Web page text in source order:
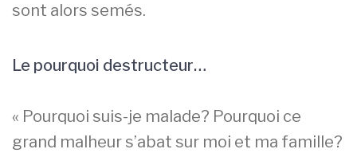
sont alors semés.
Le pourquoi destructeur…
« Pourquoi suis-je malade? Pourquoi ce
grand malheur s’abat sur moi et ma famille?